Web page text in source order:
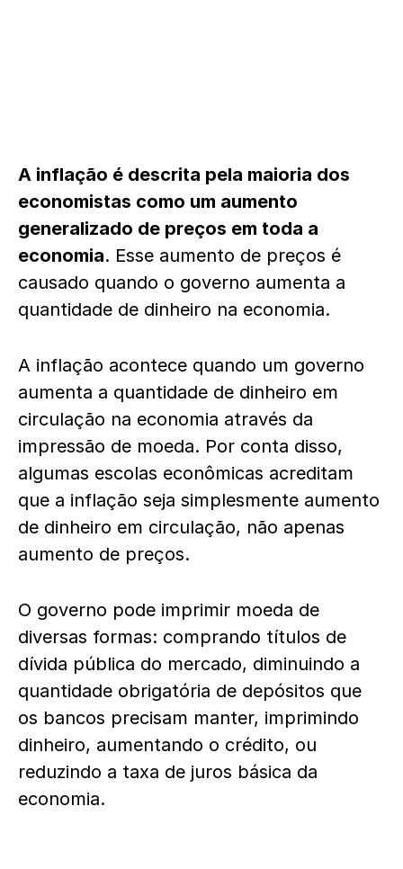
A inflação é descrita pela maioria dos
economistas como um aumento
generalizado de preços em toda a
economia. Esse aumento de preços é
causado quando o governo aumenta a
quantidade de dinheiro na economia.
A inflação acontece quando um governo
aumenta a quantidade de dinheiro em
circulação na economia através da
impressão de moeda. Por conta disso,
algumas escolas econômicas acreditam
que a inflação seja simplesmente aumento
de dinheiro em circulação, não apenas
aumento de preços.
O governo pode imprimir moeda de
diversas formas: comprando títulos de
dívida pública do mercado, diminuindo a
quantidade obrigatória de depósitos que
os bancos precisam manter, imprimindo
dinheiro, aumentando o crédito, ou
reduzindo a taxa de juros básica da
economia.